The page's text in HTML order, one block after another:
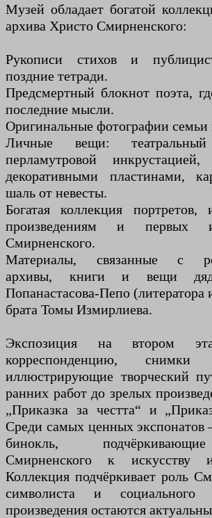
Музей обладает богатой
архива Христо Смирненского:
Рукописи стихов и
поздние тетради.
Предсмертный блокнот поэта,
последние мысли.
Оригинальные фотографии семьи
Личные вещи:
перламутровой
декоративными пластинами,
шаль от невесты.
Богатая коллекция портретов,
произведениям и первых
Смирненского.
Материалы, связанные с
архивы, книги и вещи
Попанастасова-Пепо (литератора
брата Томы Измирлиева.
Экспозиция на втором
корреспонденцию,
иллюстрирующие творческий
ранних работ до зрелых
„Приказка за честта“ и
Среди самых ценных экспонатов
бинокль,
Смирненского к искусству
Коллекция подчёркивает роль
символиста и социального
произведения остаются